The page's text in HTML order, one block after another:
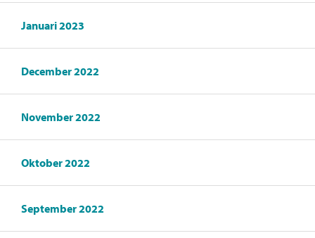
Januari 2023
December 2022
November 2022
Oktober 2022
September 2022